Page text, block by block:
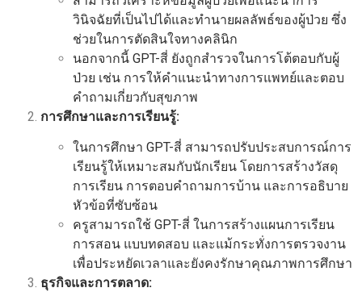
วินิจฉัยที่เป็นไปได้และทำนายผลลัพธ์ของผู้ป่วย ซึ่ง
ช่วยในการตัดสินใจทางคลินิก
นอกจากนี้ GPT-สี่ ยังถูกสำรวจในการโต้ตอบกับผู้
ป่วย เช่น การให้คำแนะนำทางการแพทย์และตอบ
คำถามเกี่ยวกับสุขภาพ
การศึกษาและการเรียนรู้:
ในการศึกษา GPT-สี่ สามารถปรับประสบการณ์การ
เรียนรู้ให้เหมาะสมกับนักเรียน โดยการสร้างวัสดุ
การเรียน การตอบคำถามการบ้าน และการอธิบาย
หัวข้อที่ซับซ้อน
ครูสามารถใช้ GPT-สี่ ในการสร้างแผนการเรียน
การสอน แบบทดสอบ และแม้กระทั่งการตรวจงาน
เพื่อประหยัดเวลาและยังคงรักษาคุณภาพการศึกษา
ธุรกิจและการตลาด: